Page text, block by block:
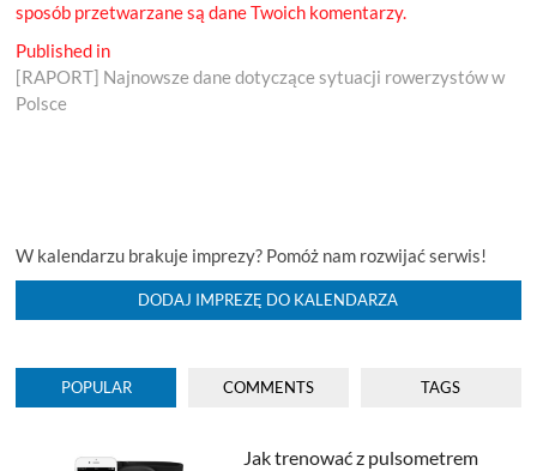
sposób przetwarzane są dane Twoich komentarzy.
Nawigacja
wpisu
Published in
[RAPORT] Najnowsze dane dotyczące sytuacji rowerzystów w
Polsce
W kalendarzu brakuje imprezy? Pomóż nam rozwijać serwis!
DODAJ IMPREZĘ DO KALENDARZA
POPULAR COMMENTS TAGS
Jak trenować z pulsometrem